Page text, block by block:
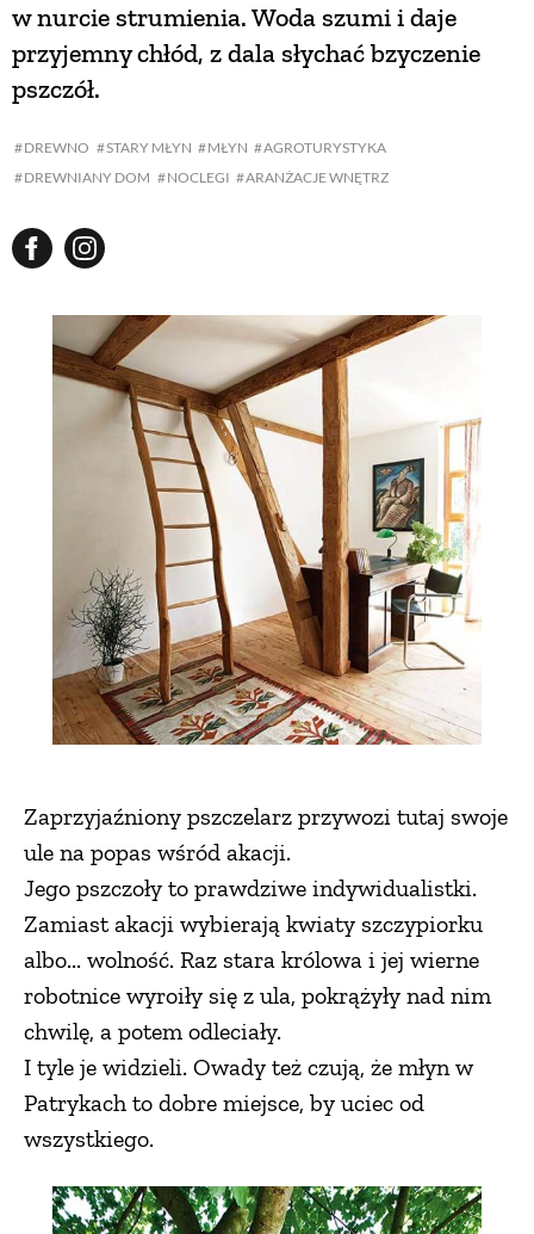
DREWNO STARY MŁYN MŁYN
AGROTURYSTYKA
DREWNIANY DOM
NOCLEGI ARANŻACJE WNĘTRZ
w nurcie strumienia. Woda szumi i daje
przyjemny chłód, z dala słychać bzyczenie
pszczół.
Zaprzyjaźniony pszczelarz przywozi tutaj swoje
ule na popas wśród akacji.
Jego pszczoły to prawdziwe indywidualistki.
Zamiast akacji wybierają kwiaty szczypiorku
albo... wolność. Raz stara królowa i jej wierne
robotnice wyroiły się z ula, pokrążyły nad nim
chwilę, a potem odleciały.
I tyle je widzieli. Owady też czują, że młyn w
Patrykach to dobre miejsce, by uciec od
wszystkiego.